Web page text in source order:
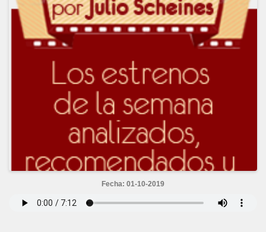
Fecha: 01-10-2019